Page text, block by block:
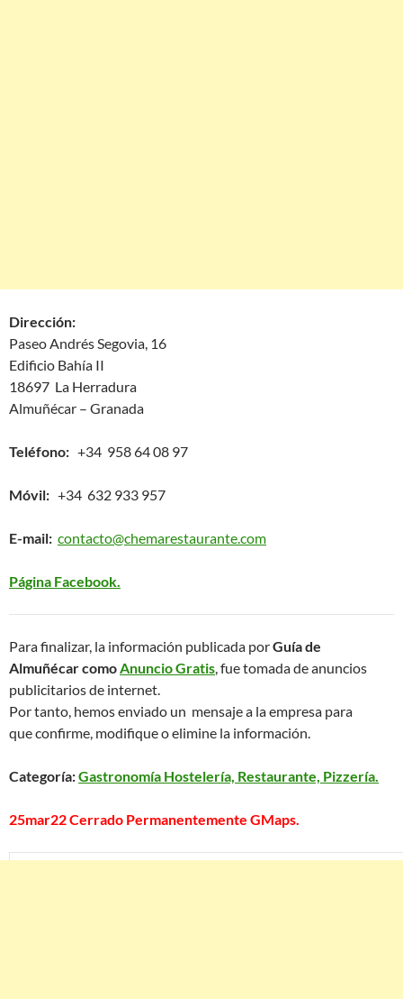
Dirección:
Paseo Andrés Segovia, 16
Edificio Bahía II
18697 La Herradura
Almuñécar – Granada
Teléfono: +34 958 64 08 97
Móvil: +34 632 933 957
E-mail: contacto@chemarestaurante.com
Página Facebook.
Para finalizar, la información publicada porGuía de
Almuñécar comoAnuncio Gratis, fue tomada de anuncios
publicitarios de internet.
Por tanto, hemos enviado un mensaje a la empresa para
que confirme, modifique o elimine la información.
Categoría:Gastronomía Hostelería, Restaurante, Pizzería.
25mar22 Cerrado Permanentemente GMaps.